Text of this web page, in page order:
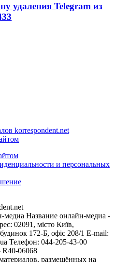
удаления Telegram из
korrespondent.net
и персональных
медиа Название онлайн-медиа -
02091, місто Київ,
172-Б, офіс 208/1 E-mail:
Телефон: 044-205-43-00
06068
размещённых на